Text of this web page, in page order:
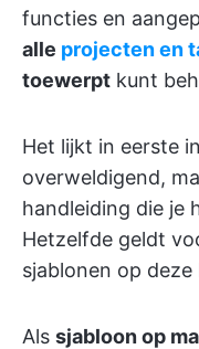
functies en
alle projecten en
toewerpt kunt
Het lijkt in eerste
overweldigend,
handleiding die je
Hetzelfde geldt
sjablonen op deze
Als sjabloon op